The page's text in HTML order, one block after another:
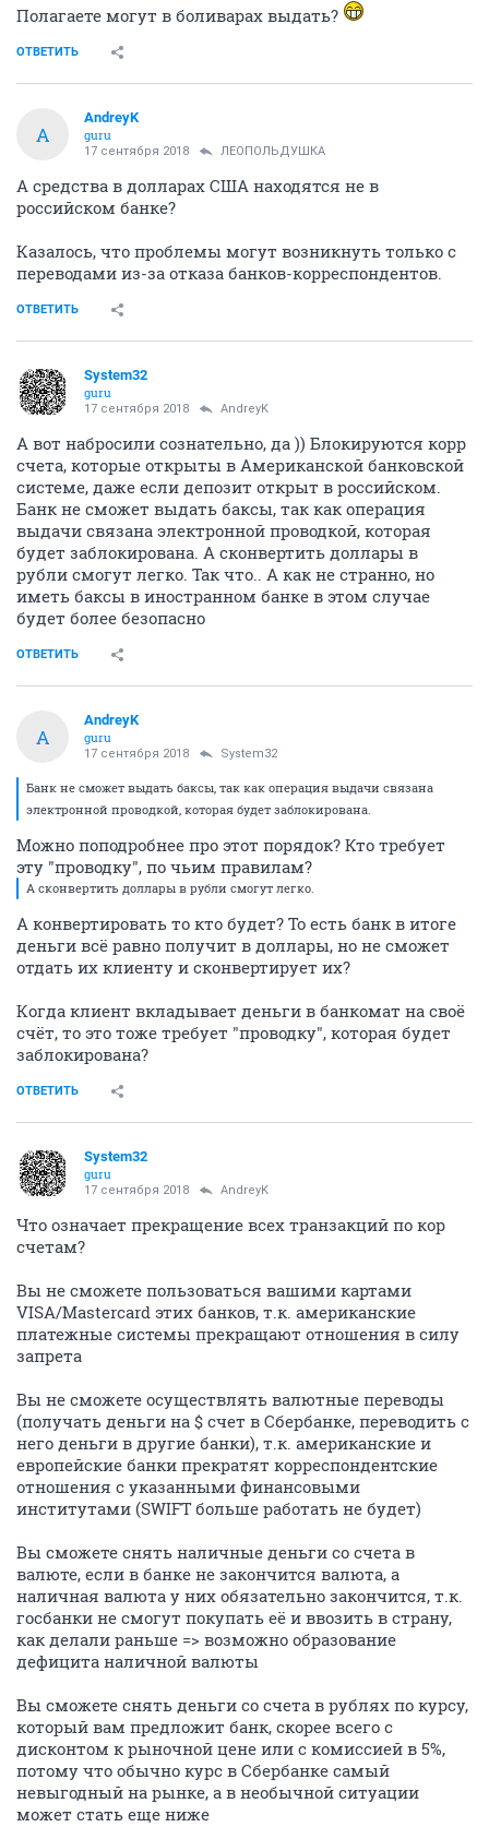
Полагаете могут в боливарах выдать?
ОТВЕТИТЬ
A
AndreyK
guru
17 сентября 2018 ЛЕОПОЛЬДУШКА
А средства в долларах США находятся не в
российском банке?
Казалось, что проблемы могут возникнуть только с
переводами из-за отказа банков-корреспондентов.
ОТВЕТИТЬ
System32
guru
17 сентября 2018 AndreyK
А вот набросили сознательно, да )) Блокируются корр
счета, которые открыты в Американской банковской
системе, даже если депозит открыт в российском.
Банк не сможет выдать баксы, так как операция
выдачи связана электронной проводкой, которая
будет заблокирована. А сконвертить доллары в
рубли смогут легко. Так что.. А как не странно, но
иметь баксы в иностранном банке в этом случае
будет более безопасно
ОТВЕТИТЬ
A
AndreyK
guru
17 сентября 2018 System32
Банк не сможет выдать баксы, так как операция выдачи связана
электронной проводкой, которая будет заблокирована.
Можно поподробнее про этот порядок? Кто требует
эту "проводку", по чьим правилам?
А сконвертить доллары в рубли смогут легко.
А конвертировать то кто будет? То есть банк в итоге
деньги всё равно получит в доллары, но не сможет
отдать их клиенту и сконвертирует их?
Когда клиент вкладывает деньги в банкомат на своё
счёт, то это тоже требует "проводку", которая будет
заблокирована?
ОТВЕТИТЬ
System32
guru
17 сентября 2018 AndreyK
Что означает прекращение всех транзакций по кор
счетам?
Вы не сможете пользоваться вашими картами
VISA/Mastercard этих банков, т.к. американские
платежные системы прекращают отношения в силу
запрета
Вы не сможете осуществлять валютные переводы
(получать деньги на $ счет в Сбербанке, переводить с
него деньги в другие банки), т.к. американские и
европейские банки прекратят корреспондентские
отношения с указанными финансовыми
институтами (SWIFT больше работать не будет)
Вы сможете снять наличные деньги со счета в
валюте, если в банке не закончится валюта, а
наличная валюта у них обязательно закончится, т.к.
госбанки не смогут покупать её и ввозить в страну,
как делали раньше => возможно образование
дефицита наличной валюты
Вы сможете снять деньги со счета в рублях по курсу,
который вам предложит банк, скорее всего с
дисконтом к рыночной цене или с комиссией в 5%,
потому что обычно курс в Сбербанке самый
невыгодный на рынке, а в необычной ситуации
может стать еще ниже